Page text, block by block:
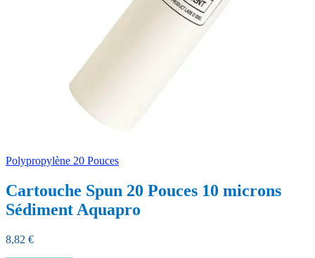
Polypropylène 20 Pouces
Cartouche Spun 20 Pouces 10 microns
Sédiment Aquapro
8,82 €